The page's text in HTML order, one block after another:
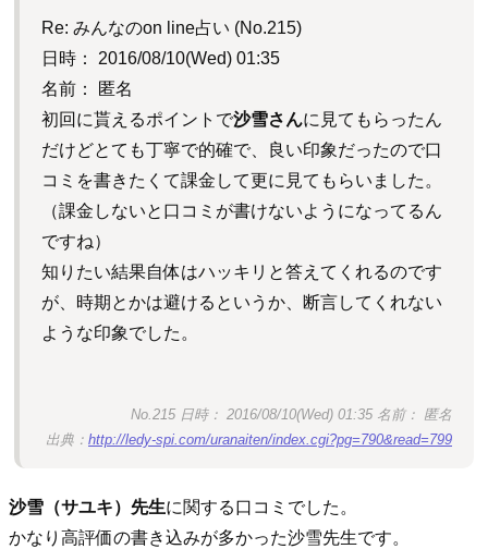
Re: みんなのon line占い (No.215)
日時： 2016/08/10(Wed) 01:35
名前： 匿名
初回に貰えるポイントで沙雪さんに見てもらったん
だけどとても丁寧で的確で、良い印象だったので口
コミを書きたくて課金して更に見てもらいました。
（課金しないと口コミが書けないようになってるん
ですね）
知りたい結果自体はハッキリと答えてくれるのです
が、時期とかは避けるというか、断言してくれない
ような印象でした。
No.215 日時： 2016/08/10(Wed) 01:35 名前： 匿名
出典： http://ledy-spi.com/uranaiten/index.cgi?pg=790&read=799
沙雪（サユキ）先生に関する口コミでした。
かなり高評価の書き込みが多かった沙雪先生です。